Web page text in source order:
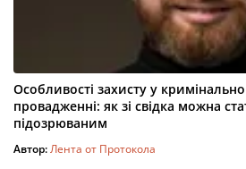
Особливості захисту у
провадженні: як зі свідка можна
підозрюваним
Автор:Лента от Протокола